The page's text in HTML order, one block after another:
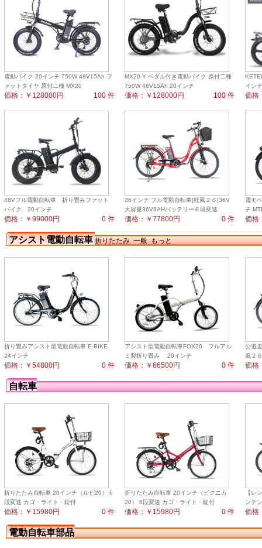
電動バイク 20インチ 750W 48V15Ah フ
ァットタイヤ 原付二種 MX20
価格：￥128000円 100 件
MX20-Y ペダル付き電動バイク 原付二種
750W 48V15Ah 20インチ
価格：￥128000円 100 件
イン
価格
48Vフル電動自転車 折り畳みファット
バイク 20インチ
価格：￥99000円 0 件
26インチ フル電動自転車[軽風２６]36V
大容量36V8AHバッテリー６段変速
価格：￥77800円 0 件
電モ
チ
価格
アシスト電動自転車 折りたたみ 一般 もっと
折り畳みアシスト型電動自転車 E-BIKE
24インチ
価格：￥54800円 0 件
アシスト型電動自転車FOX20 フルアル
ミ製折り畳み 20インチ
価格：￥66500円 0 件
公道
風２
価格
自転車
折りたたみ自転車 20インチ（ルピ20） 6
段変速 カゴ・ライト・錠付
価格：￥15980円 0 件
折りたたみ自転車 20インチ（ビクニカ
20） 6段変速 カゴ・ライト・錠付
価格：￥15980円 0 件
【レ
ンテ
価格
電動自転車部品